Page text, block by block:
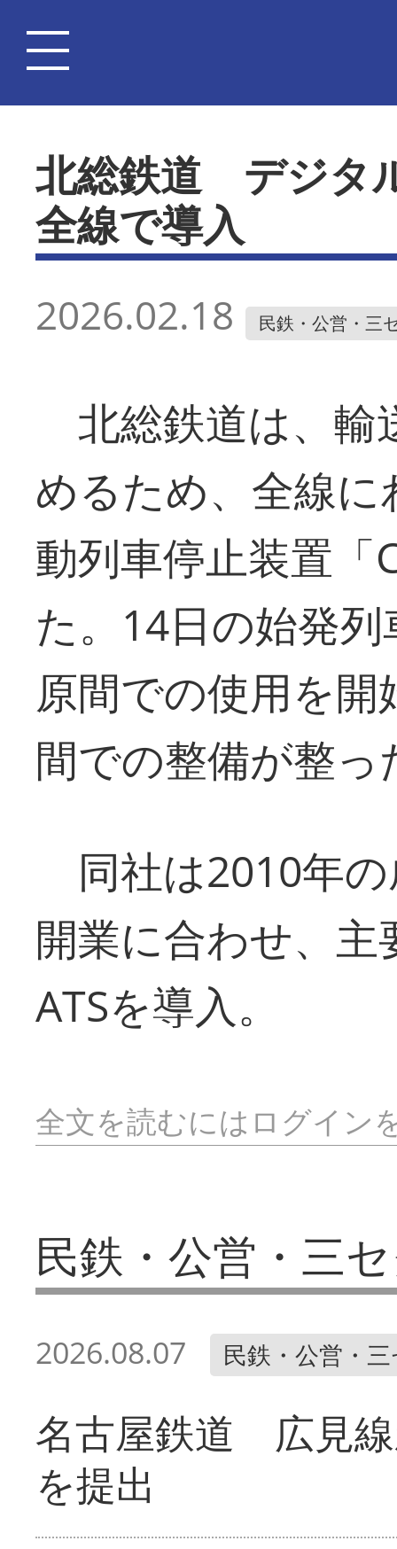
北総鉄道 デジタ
全線で導入
2026.02.18 民鉄・公営・三
北総鉄道は、輸
めるため、全線
動列車停止装置「
た。14日の始発
原間での使用を
間での整備が整っ
同社は2010年
開業に合わせ、主
ATSを導入。
全文を読むにはログイン
民鉄・公営・三
2026.08.07 民鉄・公営・
名古屋鉄道 広見
を提出